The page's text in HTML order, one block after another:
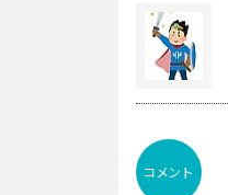
コメント